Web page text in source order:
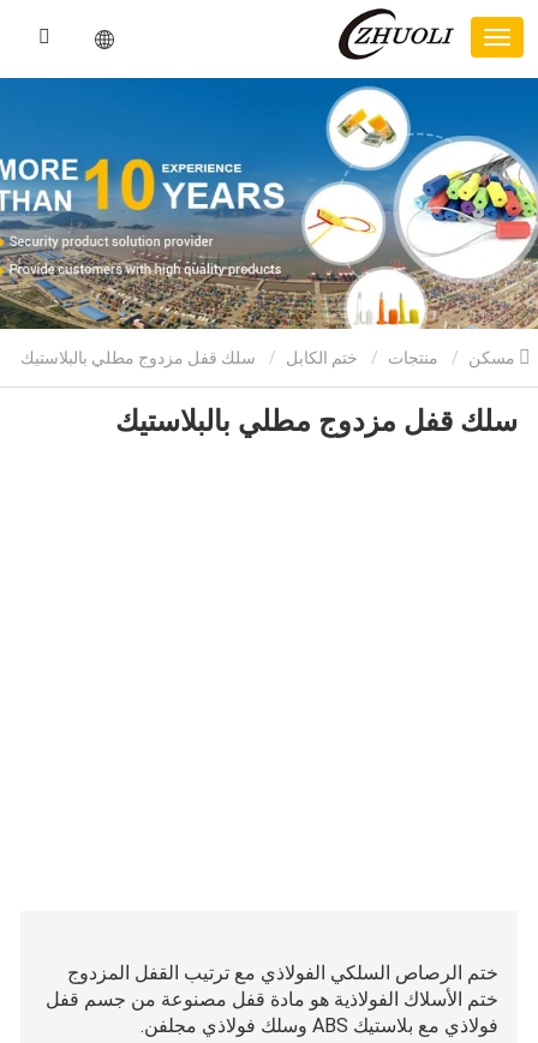
منتجات ختم الكابل
سلك قفل مزدوج مطلي بالبلاستيك
ختم الرصاص السلكي الفولاذي مع ترتيب القفل المزدوج
ختم الأسلاك الفولاذية هو مادة قفل مصنوعة من جسم قفل
فولاذي مع بلاستيك ABS وسلك فولاذي مجلفن.